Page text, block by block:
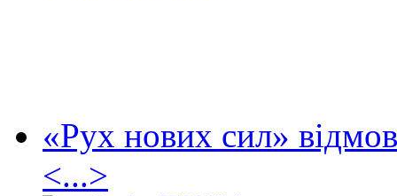
«Рух нових сил»
<...>